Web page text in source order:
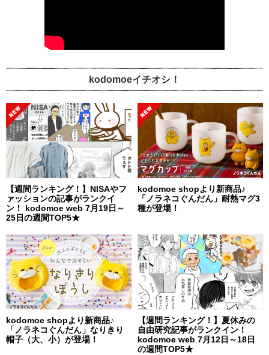
kodomoeイチオシ！
【週間ランキング！】NISAやフ
ァッションの記事がランクイ
ン！ kodomoe web 7月19日～
25日の週間TOP5★
kodomoe shopより新商品♪
「ノラネコぐんだん」耐熱マグ3
種が登場！
kodomoe shopより新商品♪
「ノラネコぐんだん」なりきり
帽子（大、小）が登場！
【週間ランキング！】夏休みの
自由研究記事がランクイン！
kodomoe web 7月12日～18日
の週間TOP5★